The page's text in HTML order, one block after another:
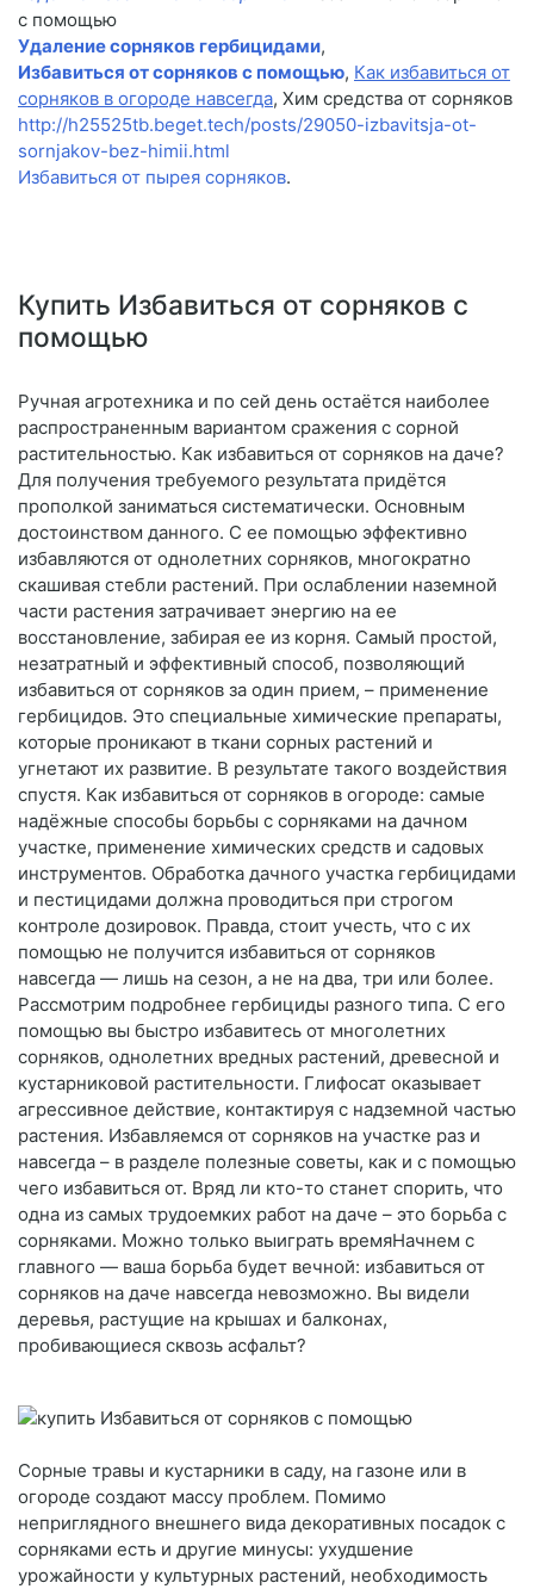
с помощью
Удаление сорняков гербицидами,
Избавиться от сорняков с помощью, Как избавиться от
сорняков в огороде навсегда, Хим средства от сорняков
http://h25525tb.beget.tech/posts/29050-izbavitsja-ot-
sornjakov-bez-himii.html
Избавиться от пырея сорняков.
Купить Избавиться от сорняков с
помощью
Ручная агротехника и по сей день остаётся наиболее
распространенным вариантом сражения с сорной
растительностью. Как избавиться от сорняков на даче?
Для получения требуемого результата придётся
прополкой заниматься систематически. Основным
достоинством данного. С ее помощью эффективно
избавляются от однолетних сорняков, многократно
скашивая стебли растений. При ослаблении наземной
части растения затрачивает энергию на ее
восстановление, забирая ее из корня. Самый простой,
незатратный и эффективный способ, позволяющий
избавиться от сорняков за один прием, – применение
гербицидов. Это специальные химические препараты,
которые проникают в ткани сорных растений и
угнетают их развитие. В результате такого воздействия
спустя. Как избавиться от сорняков в огороде: самые
надёжные способы борьбы с сорняками на дачном
участке, применение химических средств и садовых
инструментов. Обработка дачного участка гербицидами
и пестицидами должна проводиться при строгом
контроле дозировок. Правда, стоит учесть, что с их
помощью не получится избавиться от сорняков
навсегда — лишь на сезон, а не на два, три или более.
Рассмотрим подробнее гербициды разного типа. С его
помощью вы быстро избавитесь от многолетних
сорняков, однолетних вредных растений, древесной и
кустарниковой растительности. Глифосат оказывает
агрессивное действие, контактируя с надземной частью
растения. Избавляемся от сорняков на участке раз и
навсегда – в разделе полезные советы, как и с помощью
чего избавиться от. Вряд ли кто-то станет спорить, что
одна из самых трудоемких работ на даче – это борьба с
сорняками. Можно только выиграть времяНачнем с
главного — ваша борьба будет вечной: избавиться от
сорняков на даче навсегда невозможно. Вы видели
деревья, растущие на крышах и балконах,
пробивающиеся сквозь асфальт?
Сорные травы и кустарники в саду, на газоне или в
огороде создают массу проблем. Помимо
неприглядного внешнего вида декоративных посадок с
сорняками есть и другие минусы: ухудшение
урожайности у культурных растений, необходимость